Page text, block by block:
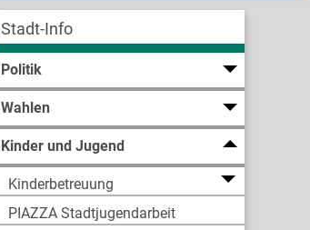
Stadt-Info
Politik
Wahlen
Kinder und Jugend
Kinderbetreuung
PIAZZA Stadtjugendarbeit